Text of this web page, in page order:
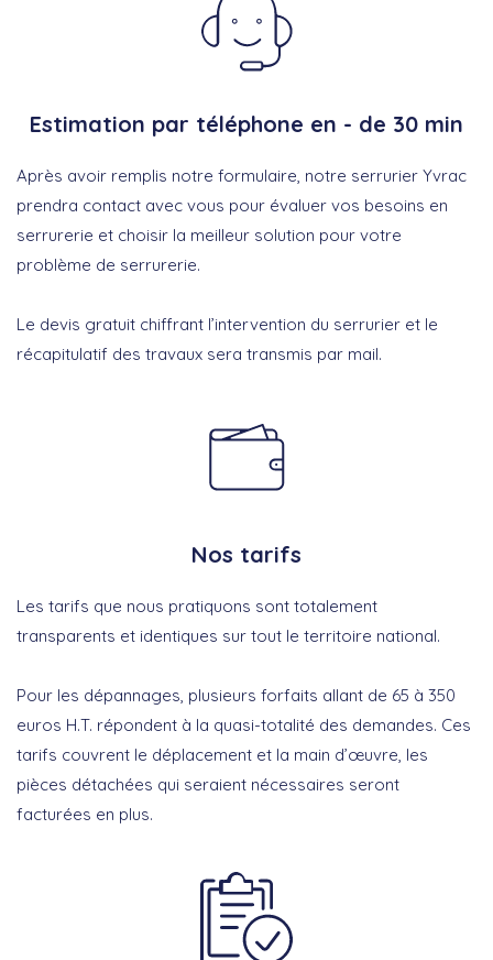
Estimation par téléphone en - de 30 min
Après avoir remplis notre formulaire, notre serrurier Yvrac
prendra contact avec vous pour évaluer vos besoins en
serrurerie et choisir la meilleur solution pour votre
problème de serrurerie.
Le devis gratuit chiffrant l’intervention du serrurier et le
récapitulatif des travaux sera transmis par mail.
Nos tarifs
Les tarifs que nous pratiquons sont totalement
transparents et identiques sur tout le territoire national.
Pour les dépannages, plusieurs forfaits allant de 65 à 350
euros H.T. répondent à la quasi-totalité des demandes. Ces
tarifs couvrent le déplacement et la main d’œuvre, les
pièces détachées qui seraient nécessaires seront
facturées en plus.